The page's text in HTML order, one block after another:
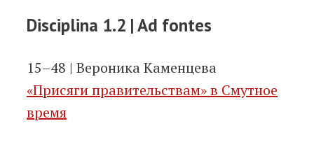
Disciplina 1.2 | Ad fontes
15–48 | Вероника Каменцева
«Присяги правительствам» в Смутное
время